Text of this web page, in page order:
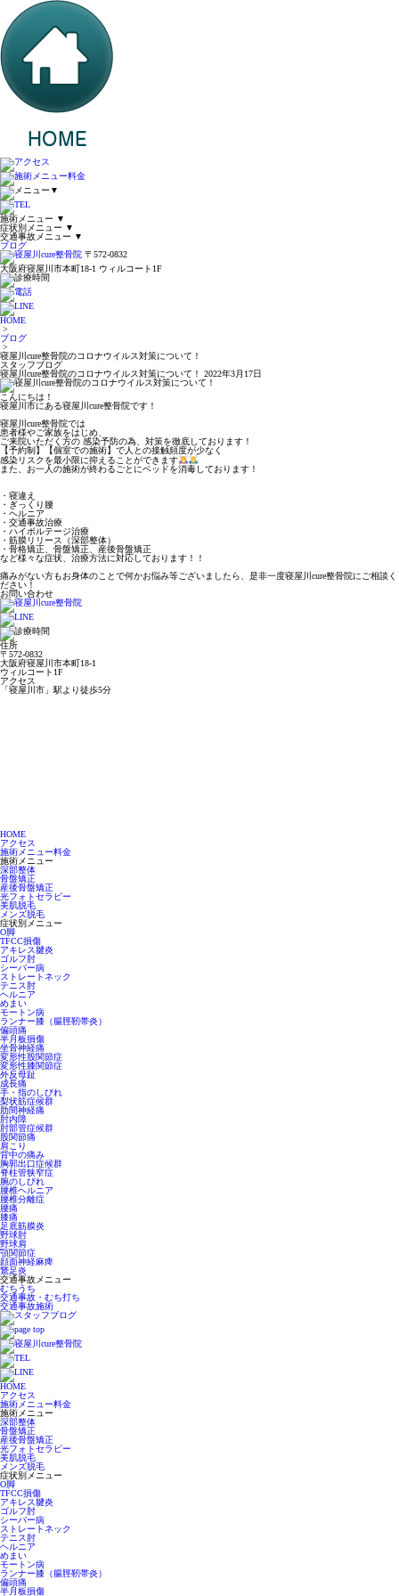
▼
施術メニュー ▼
症状別メニュー ▼
交通事故メニュー ▼
ブログ
〒572-0832
大阪府寝屋川市本町18-1 ウィルコート1F
HOME
>
ブログ
>
寝屋川cure整骨院のコロナウイルス対策について！
スタッフブログ
寝屋川cure整骨院のコロナウイルス対策について！
2022年3月17日
こんにちは！
寝屋川市にある寝屋川cure整骨院です！
寝屋川cure整骨院では
患者様やご家族をはじめ、
ご来院いただく方の 感染予防の為、対策を徹底しております！
【予約制】【個室での施術】で人との接触頻度が少なく
感染リスクを最小限に抑えることができます
また、お一人の施術が終わるごとにベッドを消毒しております！
・寝違え
・ぎっくり腰
・ヘルニア
・交通事故治療
・ハイボルテージ治療
・筋膜リリース（深部整体）
・骨格矯正、骨盤矯正、産後骨盤矯正
など様々な症状、治療方法に対応しております！！
痛みがない方もお身体のことで何かお悩み等ございましたら、是非一度寝屋川cure整骨院にご相談く
ださい！
お問い合わせ
住所
〒572-0832
大阪府寝屋川市本町18-1
ウィルコート1F
アクセス
「寝屋川市」駅より徒歩5分
HOME
アクセス
施術メニュー料金
施術メニュー
深部整体
骨盤矯正
産後骨盤矯正
光フォトセラピー
美肌脱毛
メンズ脱毛
症状別メニュー
O脚
TFCC損傷
アキレス腱炎
ゴルフ肘
シーバー病
ストレートネック
テニス肘
ヘルニア
めまい
モートン病
ランナー膝（腸脛靭帯炎）
偏頭痛
半月板損傷
坐骨神経痛
変形性股関節症
変形性膝関節症
外反母趾
成長痛
手・指のしびれ
梨状筋症候群
肋間神経痛
肘内障
肘部管症候群
股関節痛
肩こり
背中の痛み
胸郭出口症候群
脊柱管狭窄症
腕のしびれ
腰椎ヘルニア
腰椎分離症
腰痛
膝痛
足底筋膜炎
野球肘
野球肩
顎関節症
顔面神経麻痺
鵞足炎
交通事故メニュー
むちうち
交通事故・むち打ち
交通事故施術
HOME
アクセス
施術メニュー料金
施術メニュー
深部整体
骨盤矯正
産後骨盤矯正
光フォトセラピー
美肌脱毛
メンズ脱毛
症状別メニュー
O脚
TFCC損傷
アキレス腱炎
ゴルフ肘
シーバー病
ストレートネック
テニス肘
ヘルニア
めまい
モートン病
ランナー膝（腸脛靭帯炎）
偏頭痛
半月板損傷